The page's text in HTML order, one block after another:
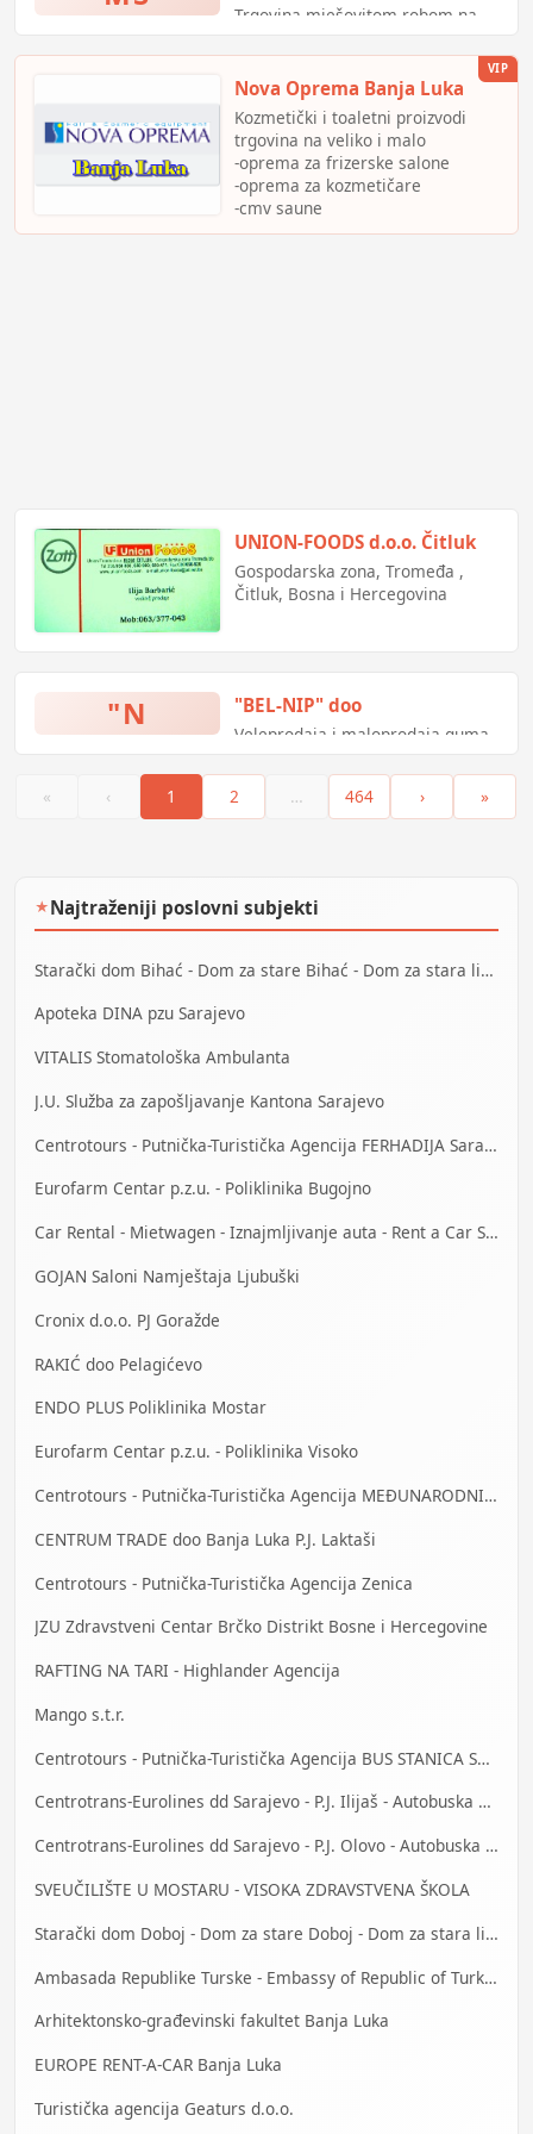
Trgovina mješovitom robom na
neprehrambeni artikli)
VIP
Nova Oprema Banja Luka
Kozmetički i toaletni proizvodi
trgovina na veliko i malo
-oprema za frizerske salone
-oprema za kozmetičare
-cmv saune
UNION-FOODS d.o.o. Čitluk
Gospodarska zona, Tromeđa ,
Čitluk, Bosna i Hercegovina
"N "BEL-NIP" doo
Veleprodaja i maloprodaja guma-
gume,teretne,poljoprivredne
gume,industrijske i
OTR(damper)gume
« ‹ 1 2 … 464 › »
★Najtraženiji poslovni subjekti
Starački dom Bihać - Dom za stare Bihać - Dom za stara lica Bihać
Apoteka DINA pzu Sarajevo
VITALIS Stomatološka Ambulanta
J.U. Služba za zapošljavanje Kantona Sarajevo
Centrotours - Putnička-Turistička Agencija FERHADIJA Sarajevo
Eurofarm Centar p.z.u. - Poliklinika Bugojno
Car Rental - Mietwagen - Iznajmljivanje auta - Rent a Car Sarajevo
GOJAN Saloni Namještaja Ljubuški
Cronix d.o.o. PJ Goražde
RAKIĆ doo Pelagićevo
ENDO PLUS Poliklinika Mostar
Eurofarm Centar p.z.u. - Poliklinika Visoko
Centrotours - Putnička-Turistička Agencija MEĐUNARODNI AERODROM Sarajevo
CENTRUM TRADE doo Banja Luka P.J. Laktaši
Centrotours - Putnička-Turistička Agencija Zenica
JZU Zdravstveni Centar Brčko Distrikt Bosne i Hercegovine
RAFTING NA TARI - Highlander Agencija
Mango s.t.r.
Centrotours - Putnička-Turistička Agencija BUS STANICA Sarajevo
Centrotrans-Eurolines dd Sarajevo - P.J. Ilijaš - Autobuska stanica
Centrotrans-Eurolines dd Sarajevo - P.J. Olovo - Autobuska stanica
SVEUČILIŠTE U MOSTARU - VISOKA ZDRAVSTVENA ŠKOLA
Starački dom Doboj - Dom za stare Doboj - Dom za stara lica Doboj
Ambasada Republike Turske - Embassy of Republic of Turkey
Arhitektonsko-građevinski fakultet Banja Luka
EUROPE RENT-A-CAR Banja Luka
Turistička agencija Geaturs d.o.o.